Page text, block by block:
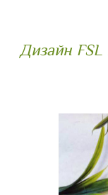
Дизайн